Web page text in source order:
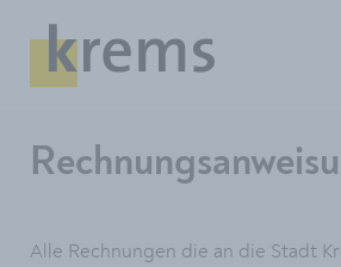
Alle Rechnungen die an die Stadt